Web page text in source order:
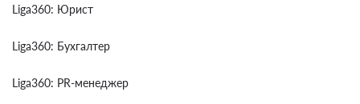
Liga360: Юрист
Liga360: Бухгалтер
Liga360: PR-менеджер